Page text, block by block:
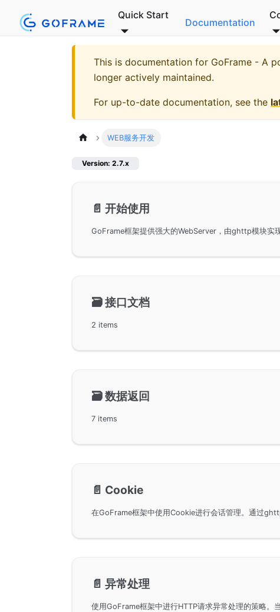
Quick Start
Documentation
This is documentation for GoFrame - A
longer actively maintained.
For up-to-date documentation, see the
WEB服务开发
Version: 2.7.x
📄️ 开始使用
🗃️接口文档
2 items
🗃️数据返回
7 items
📄️ Cookie
📄️ 异常处理